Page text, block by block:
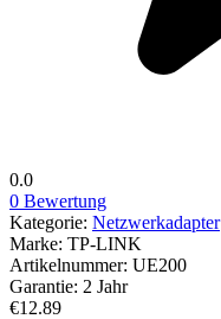
0.0
0 Bewertung
Kategorie: Netzwerkadapter
Marke: TP-LINK
Artikelnummer: UE200
Garantie: 2 Jahr
€12.89